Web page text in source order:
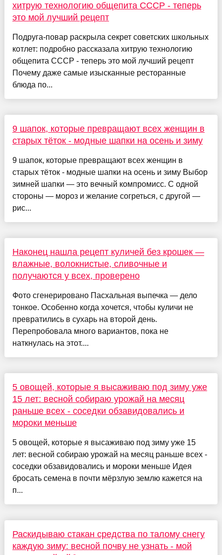
хитрую технологию общепита СССР - теперь
это мой лучший рецепт
Подруга-повар раскрыла секрет советских школьных
котлет: подробно рассказала хитрую технологию
общепита СССР - теперь это мой лучший рецепт
Почему даже самые изысканные ресторанные
блюда по...
9 шапок, которые превращают всех женщин в
старых тёток - модные шапки на осень и зиму
9 шапок, которые превращают всех женщин в
старых тёток - модные шапки на осень и зиму Выбор
зимней шапки — это вечный компромисс. С одной
стороны — мороз и желание согреться, с другой —
рис...
Наконец нашла рецепт куличей без крошек —
влажные, волокнистые, сливочные и
получаются у всех, проверено
Фото сгенерировано Пасхальная выпечка — дело
тонкое. Особенно когда хочется, чтобы куличи не
превратились в сухарь на второй день.
Перепробовала много вариантов, пока не
наткнулась на этот....
5 овощей, которые я высаживаю под зиму уже
15 лет: весной собираю урожай на месяц
раньше всех - соседки обзавидовались и
мороки меньше
5 овощей, которые я высаживаю под зиму уже 15
лет: весной собираю урожай на месяц раньше всех -
соседки обзавидовались и мороки меньше Идея
бросать семена в почти мёрзлую землю кажется на
п...
Раскидываю стакан средства по талому снегу
каждую зиму: весной почву не узнать - мой